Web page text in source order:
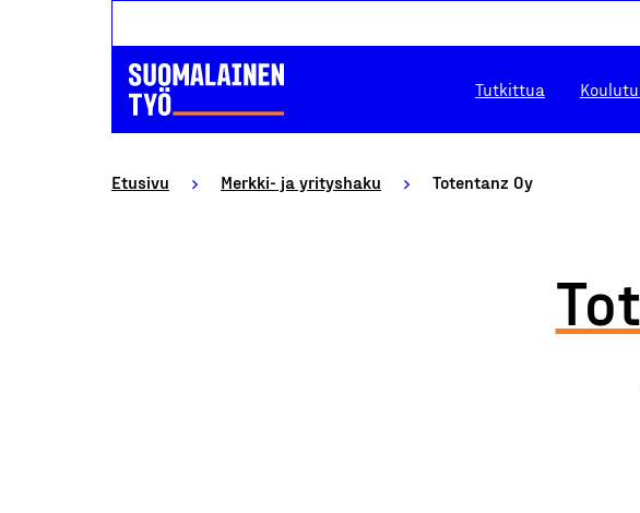
Tutkittua
Etusivu Merkki- ja yrityshaku Totentanz Oy